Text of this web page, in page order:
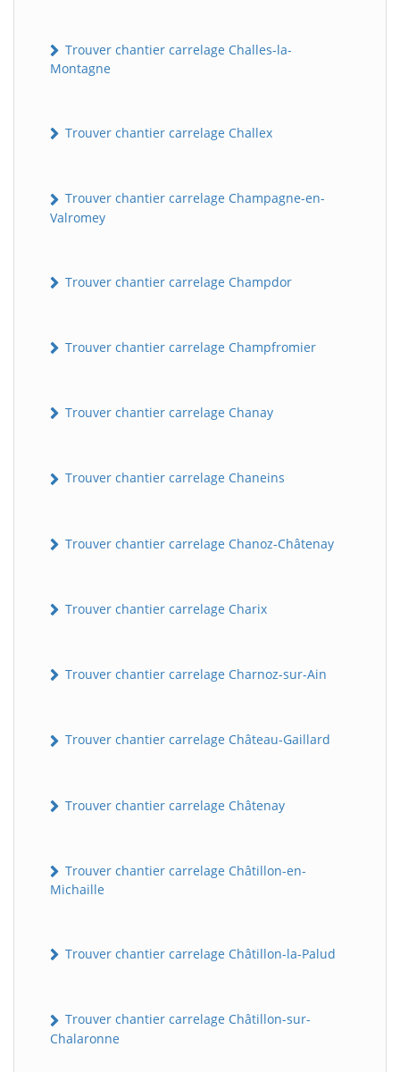
Trouver chantier carrelage Challes-la-
Montagne
Trouver chantier carrelage Challex
Trouver chantier carrelage Champagne-en-
Valromey
Trouver chantier carrelage Champdor
Trouver chantier carrelage Champfromier
Trouver chantier carrelage Chanay
Trouver chantier carrelage Chaneins
Trouver chantier carrelage Chanoz-Châtenay
Trouver chantier carrelage Charix
Trouver chantier carrelage Charnoz-sur-Ain
Trouver chantier carrelage Château-Gaillard
Trouver chantier carrelage Châtenay
Trouver chantier carrelage Châtillon-en-
Michaille
Trouver chantier carrelage Châtillon-la-Palud
Trouver chantier carrelage Châtillon-sur-
Chalaronne